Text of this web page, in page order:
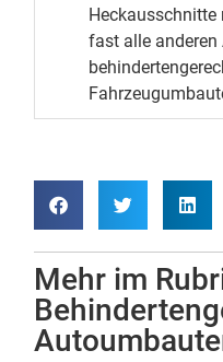
Heckausschnitte
fast alle anderen
Mehr im